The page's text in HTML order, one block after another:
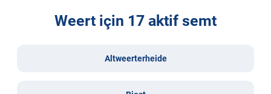
Weert için 17 aktif semt
Altweerterheide